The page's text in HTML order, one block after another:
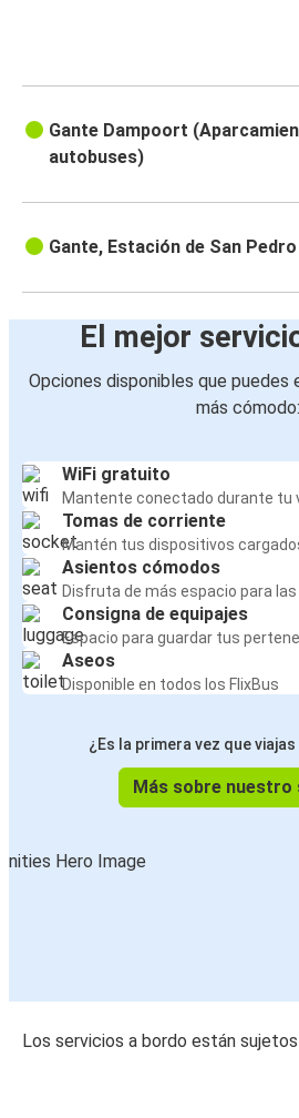
Gante Dampoort
autobuses)
Gante, Estación de San Pedro
El mejor
Opciones disponibles que puedes
más cómodo:
WiFi gratuito
Mantente conectado durante tu
Tomas de corriente
Mantén tus dispositivos
Asientos cómodos
Disfruta de más espacio para
Consigna de equipajes
Espacio para guardar tus
Aseos
Disponible en todos los FlixBus
¿Es la primera vez que
Más sobre nuestro
Los servicios a bordo están